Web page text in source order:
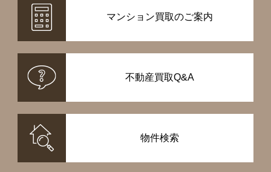
マンション買取のご案内
不動産買取Q&A
物件検索